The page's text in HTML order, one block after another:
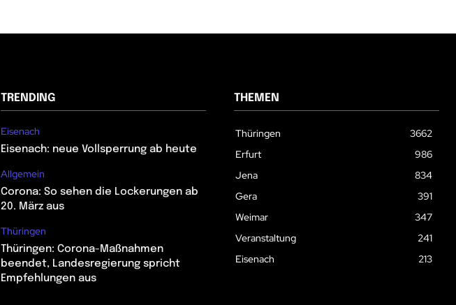
TRENDING
Eisenach
Eisenach: neue Vollsperrung ab heute
Allgemein
Corona: So sehen die Lockerungen ab
20. März aus
Thüringen
Thüringen: Corona-Maßnahmen
beendet, Landesregierung spricht
Empfehlungen aus
THEMEN
Thüringen
3662
Erfurt
986
Jena
834
Gera
391
Weimar
347
Veranstaltung
241
Eisenach
213